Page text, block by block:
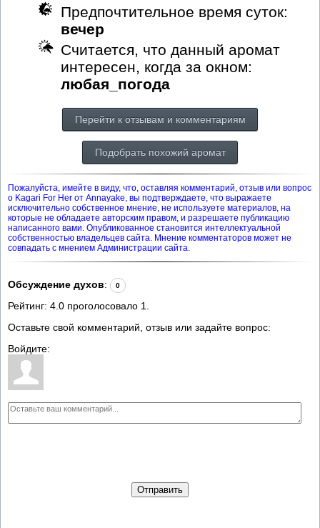
Предпочтительное время суток:
вечер
Считается, что данный аромат
интересен, когда за окном:
любая_погода
Перейти к отзывам и комментариям
Подобрать похожий аромат
Пожалуйста, имейте в виду, что, оставляя комментарий, отзыв или вопрос
о Kagari For Her от Annayake, вы подтверждаете, что выражаете
исключительно собственное мнение, не используете материалов, на
которые не обладаете авторским правом, и разрешаете публикацию
написанного вами. Опубликованное становится интеллектуальной
собственностью владельцев сайта. Мнение комментаторов может не
совпадать с мнением Администрации сайта.
Обсуждение духов: 0
Рейтинг: 4.0 проголосовало 1
Оставьте свой комментарий, отзыв или задайте вопрос:
Войдите:
Отправить